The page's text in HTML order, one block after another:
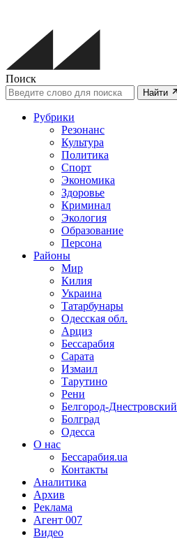
Поиск
Найти
Рубрики
Резонанс
Культура
Политика
Спорт
Экономика
Здоровье
Криминал
Экология
Образование
Персона
Районы
Мир
Килия
Украина
Татарбунары
Одесская обл.
Арциз
Бессарабия
Сарата
Измаил
Тарутино
Рени
Белгород-Днестровский
Болград
Одесса
О нас
Бессарабия.ua
Контакты
Аналитика
Архив
Реклама
Агент 007
Видео